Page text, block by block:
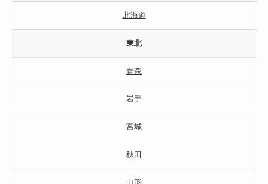
北海道
東北
青森
岩手
宮城
秋田